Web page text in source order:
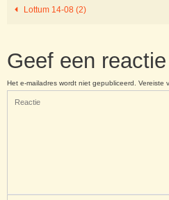
Lottum 14-08 (2)
Geef een reactie
Het e-mailadres wordt niet gepubliceerd. Vereiste